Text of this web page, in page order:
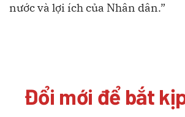
nước và lợi ích của Nhân dân.”
Đổi mới để bắt